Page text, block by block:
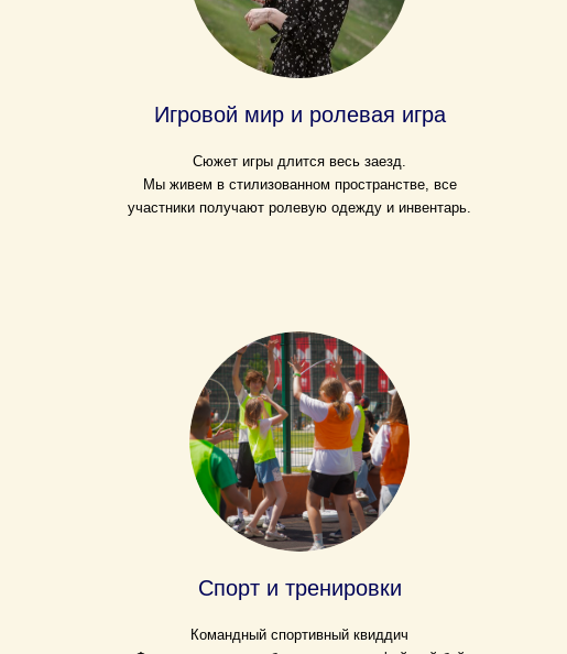
Игровой мир и ролевая игра
Сюжет игры длится весь заезд.
Мы живем в стилизованном пространстве, все
участники получают ролевую одежду и инвентарь.
Спорт и тренировки
Командный спортивный квиддич